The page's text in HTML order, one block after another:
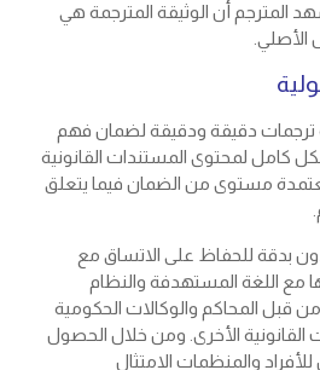
المترجم أن الوثيقة المترجمة هي
الأصلي.
ترجمات دقيقة ودقيقة لضمان فهم
كامل لمحتوى المستندات القانونية
مستوى من الضمان فيما يتعلق
بدقة للحفاظ على الاتساق مع
مع اللغة المستهدفة والنظام
من قبل المحاكم والوكالات الحكومية
الأخرى. ومن خلال الحصول
والمنظمات الامتثال